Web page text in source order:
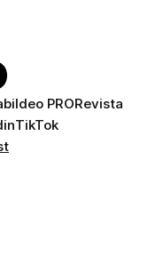
PRORevista
TikTok